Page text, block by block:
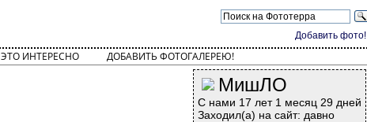
Добавить фото!
ЭТО ИНТЕРЕСНО ДОБАВИТЬ ФОТОГАЛЕРЕЮ!
МишЛО
С нами 17 лет 1 месяц 29 дней
Заходил(а) на сайт: давно